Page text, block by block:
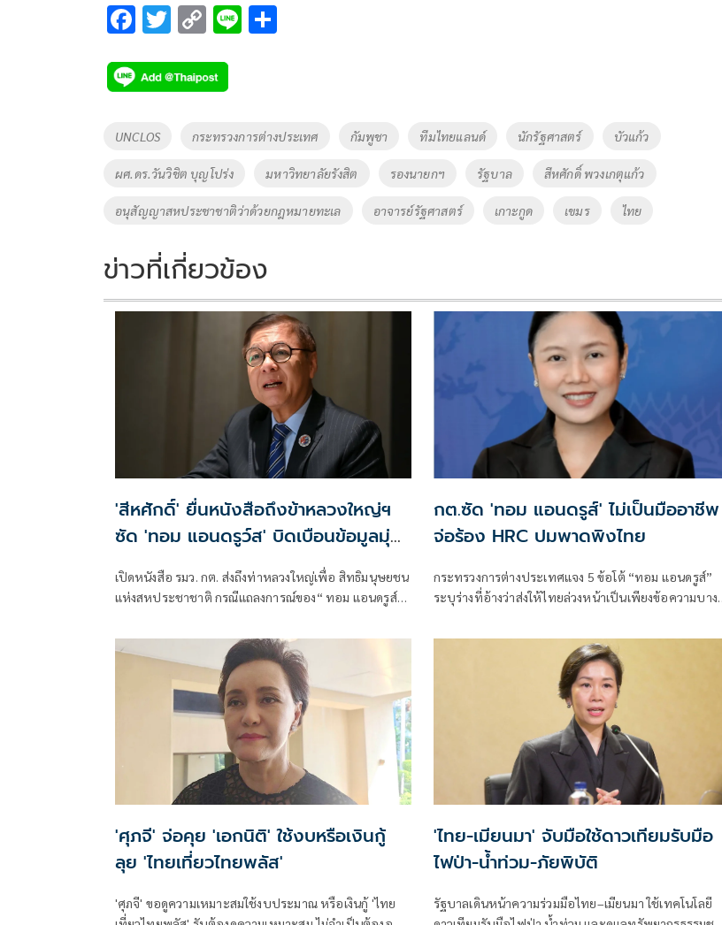
F
e
b
o
k
T
tt
er
C
p
y
Li
n
k
Li
Tags
UNCLOS กระทรวงการต่างประเทศ กัมพูชา ทีมไทยแลนด์ นักรัฐศาสตร์ บัวแก้ว
ผศ.ดร.วันวิชิต บุญโปร่ง มหาวิทยาลัยรังสิต รองนายกฯ รัฐบาล สีหศักดิ์ พวงเกตุแก้ว
อนุสัญญาสหประชาชาติว่าด้วยกฎหมายทะเล อาจารย์รัฐศาสตร์ เกาะกูด เขมร ไทย
ข่าวที่เกี่ยวข้อง
'สีหศักดิ์' ยื่นหนังสือถึงข้าหลวงใหญ่ฯ
ซัด 'ทอม แอนดรูว์ส' บิดเบือนข้อมูลมุ่ง
แสวงหาผลประโยชน์ทางการเมือง
เปิดหนังสือ รมว. กต. ส่งถึงท่าหลวงใหญ่เพื่อ สิทธิมนุษยชน
แห่งสหประชาชาติ กรณีแถลงการณ์ของ“ ทอม แอนดรูส์”
กัมพูชา พาดพิงไทยด้วยข้อมูลที่ไม่ตรงกับความเป็นจริง
กต.ซัด 'ทอม แอนดรูส์' ไม่เป็นมืออาชีพ
จ่อร้อง HRC ปมพาดพิงไทย
กระทรวงการต่างประเทศแจง 5 ข้อโต้ “ทอม แอนดรูส์”
ระบุร่างที่อ้างว่าส่งให้ไทยล่วงหน้าเป็นเพียงข้อความบาง
'ศุภจี' จ่อคุย 'เอกนิติ' ใช้งบหรือเงินกู้
ลุย 'ไทยเที่ยวไทยพลัส'
'ศุภจี' ขอดูความเหมาะสมใช้งบประมาณ หรือเงินกู้ 'ไทย
'ไทย-เมียนมา' จับมือใช้ดาวเทียมรับมือ
ไฟป่า-น้ำท่วม-ภัยพิบัติ
รัฐบาลเดินหน้าความร่วมมือไทย–เมียนมา ใช้เทคโนโลยี